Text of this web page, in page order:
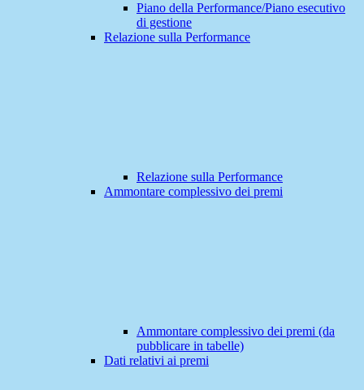
Piano della Performance/Piano esecutivo
di gestione
Relazione sulla Performance
Relazione sulla Performance
Ammontare complessivo dei premi
Ammontare complessivo dei premi (da
pubblicare in tabelle)
Dati relativi ai premi